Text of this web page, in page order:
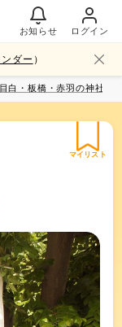
お知らせ ログイン
ダー ）
白・板橋・赤羽の神社
マイリスト